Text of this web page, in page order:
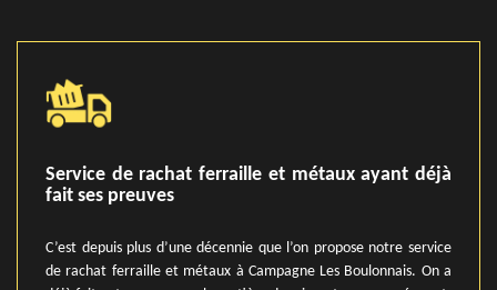
Service de rachat ferraille et métaux ayant déjà
fait ses preuves
C’est depuis plus d’une décennie que l’on propose notre service
de rachat ferraille et métaux à Campagne Les Boulonnais. On a